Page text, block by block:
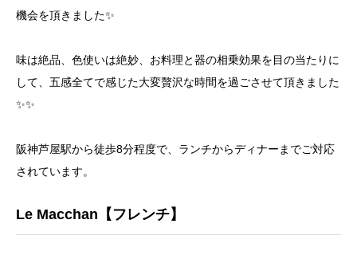
機会を頂きました✨
味は絶品、色使いは絶妙、お料理と器の相乗効果を目の当たりに
して、五感全てで感じた大変贅沢な時間を過ごさせて頂きました
✨✨
阪神芦屋駅から徒歩8分程度で、ランチからディナーまでご対応
されています。
Le Macchan【フレンチ】